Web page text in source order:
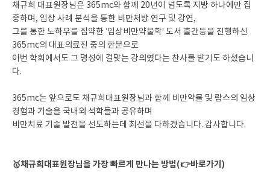
채규희 대표원장님은 365mc와 함께 20년이 넘도록 지방 하나에만 집
중하며, 임상 사례 분석을 통한 비만처방 연구 및 강연,
그를 통한 노하우를 집약한 ‘임상비만약물학’ 도서 출간등을 진행하신
365mc의 대표의료진 중의 한분으로
이번 학회에서도 그 명성에 걸맞는 강의였다는 찬사를 받기도 하셨습니
다.
365mc는 앞으로도 채규희대표원장님과 함께 비만약물 및 람스의 임상
경험과 기술을 국내외 석학들과 공유하며
비만치료 기술 발전을 선도하는데 최선을 다하겠습니다. 감사합니다.
🥇채규희대표원장님을 가장 빠르게 만나는 방법(👉바로가기)